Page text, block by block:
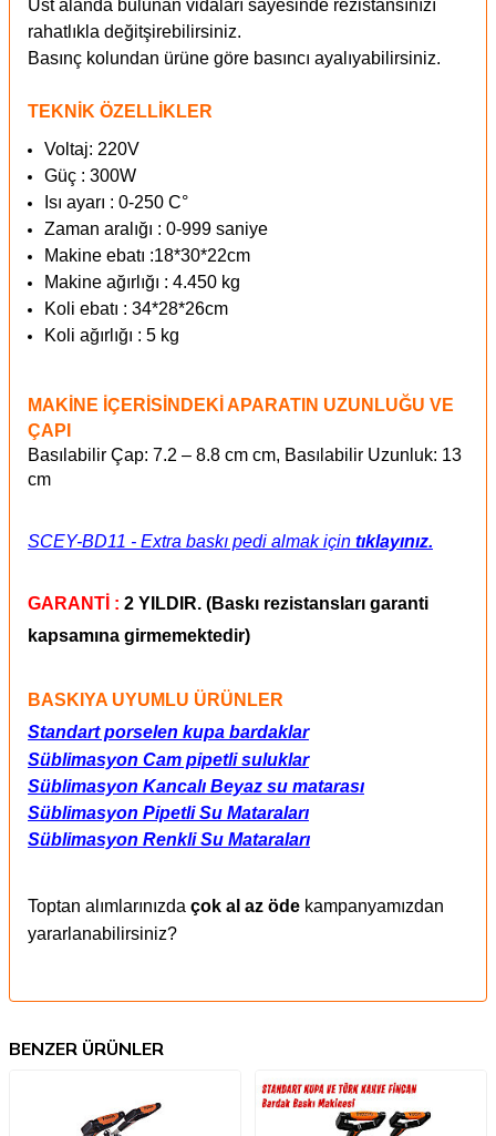
Üst alanda bulunan vidaları sayesinde rezistansınızı
rahatlıkla değitşirebilirsiniz.
Basınç kolundan ürüne göre basıncı ayalıyabilirsiniz.
TEKNİK ÖZELLİKLER
Voltaj: 220V
Güç : 300W
Isı ayarı : 0-250 C°
Zaman aralığı : 0-999 saniye
Makine ebatı :18*30*22cm
Makine ağırlığı : 4.450 kg
Koli ebatı : 34*28*26cm
Koli ağırlığı : 5 kg
MAKİNE İÇERİSİNDEKİ APARATIN UZUNLUĞU VE
ÇAPI
Basılabilir Çap: 7.2 – 8.8 cm cm, Basılabilir Uzunluk: 13
cm
SCEY-BD11 - Extra baskı pedi almak için tıklayınız.
GARANTİ : 2 YILDIR. (Baskı rezistansları garanti
kapsamına girmemektedir)
BASKIYA UYUMLU ÜRÜNLER
Standart porselen kupa bardaklar
Süblimasyon Cam pipetli suluklar
Süblimasyon Kancalı Beyaz su matarası
Süblimasyon Pipetli Su Mataraları
Süblimasyon Renkli Su Mataraları
Toptan alımlarınızda çok al az öde kampanyamızdan
yararlanabilirsiniz?
BENZER ÜRÜNLER